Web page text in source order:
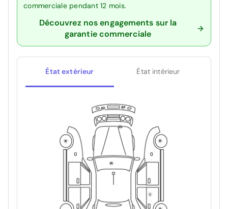
commerciale pendant 12 mois.
Découvrez nos engagements sur la
garantie commerciale
État extérieur État intérieur